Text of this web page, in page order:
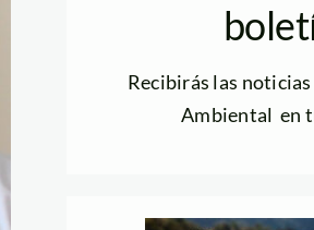
Recibirás las
Ambiental en